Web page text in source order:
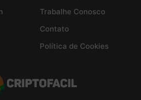
Trabalhe Conosco
Contato
Política de Cookies